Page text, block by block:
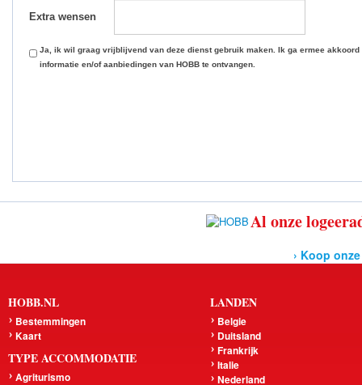
Extra wensen
Ja, ik wil graag vrijblijvend van deze dienst gebruik maken. Ik ga ermee akkoord
informatie en/of aanbiedingen van HOBB te ontvangen.
Al onze
› Koop
HOBB.NL
Bestemmingen
Kaart
TYPE ACCOMMODATIE
Agriturismo
LANDEN
Belgie
Duitsland
Frankrijk
Italie
Nederland